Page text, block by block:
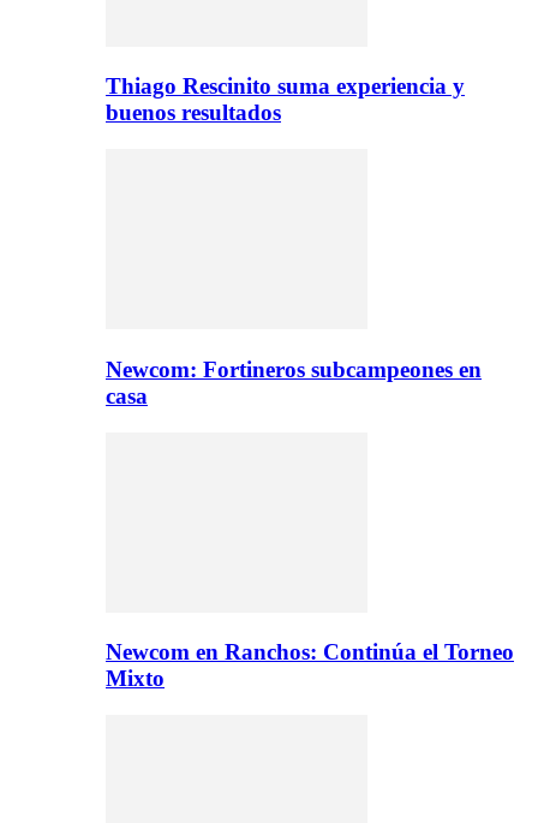
Thiago Rescinito suma experiencia y
buenos resultados
Newcom: Fortineros subcampeones en
casa
Newcom en Ranchos: Continúa el Torneo
Mixto